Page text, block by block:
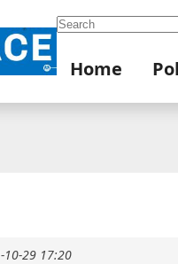
Search
Home
10-29 17:20